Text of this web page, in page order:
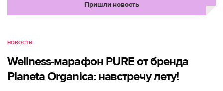
Пришли новость
НОВОСТИ
Wellness-марафон PURE от бренда
Planeta Organica: навстречу лету!